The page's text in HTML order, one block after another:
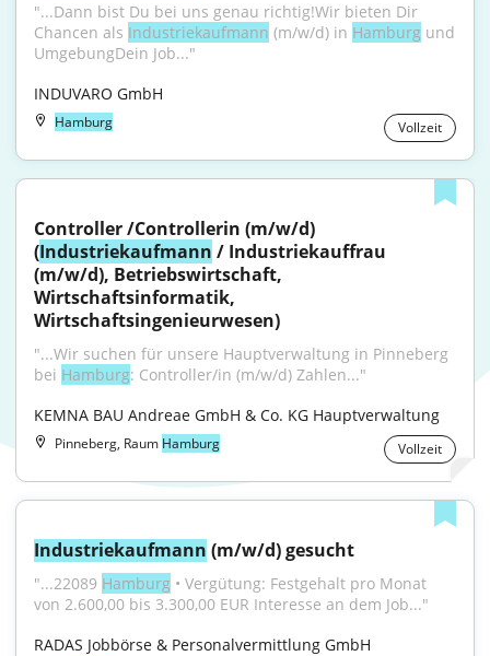
"...Dann bist Du bei uns genau richtig!Wir bieten Dir
Chancen als Industriekaufmann (m/w/d) in Hamburg und
UmgebungDein Job..."
INDUVARO GmbH
Hamburg Vollzeit
Controller /Controllerin (m/w/d)
(Industriekaufmann / Industriekauffrau
(m/w/d), Betriebswirtschaft,
Wirtschaftsinformatik,
Wirtschaftsingenieurwesen)
"...Wir suchen für unsere Hauptverwaltung in Pinneberg
bei Hamburg: Controller/in (m/w/d) Zahlen..."
KEMNA BAU Andreae GmbH & Co. KG Hauptverwaltung
Pinneberg, Raum Hamburg Vollzeit
Industriekaufmann (m/w/d) gesucht
"...22089 Hamburg • Vergütung: Festgehalt pro Monat
von 2.600,00 bis 3.300,00 EUR Interesse an dem Job..."
RADAS Jobbörse & Personalvermittlung GmbH